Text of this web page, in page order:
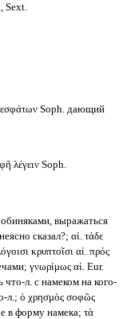
Sext.
Soph. дающий
λέγειν Soph.
выражаться
сказал?; αἰ. τάδε
κρυπτοῖσι αἰ. πρός
γνωρίμως αἰ. Eur.
что-л. с намеком на кого-
л.; ὁ χρησμὸς σοφῶς
в форму намека; τὰ